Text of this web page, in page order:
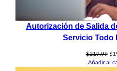
Autorización de Salida
Servicio
$219,99 El
$
Añadir al